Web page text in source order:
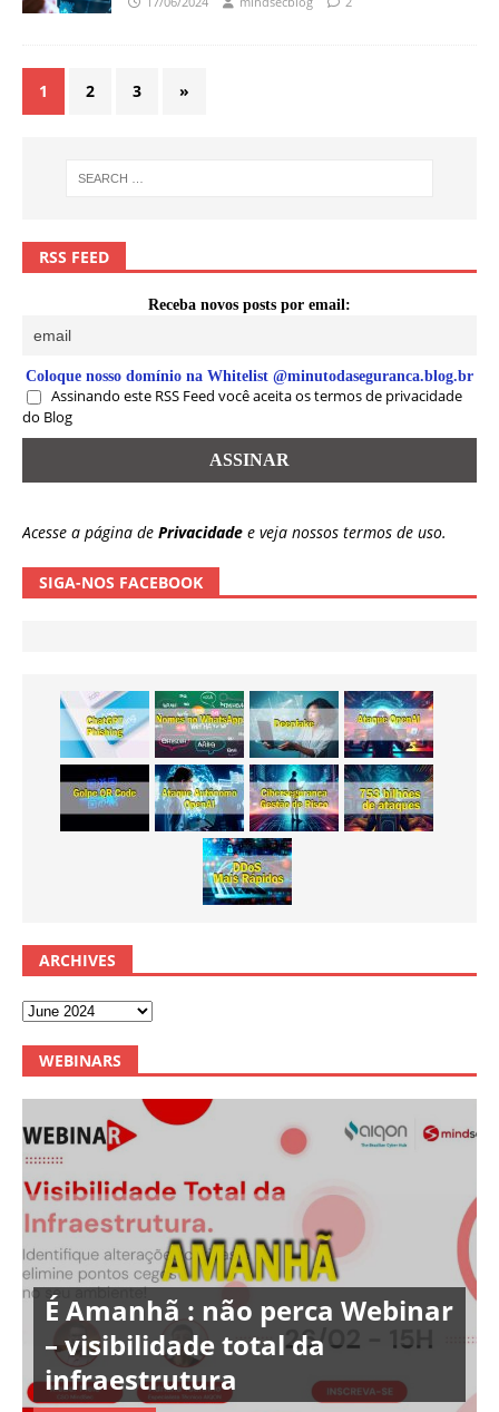
1 2 3 »
RSS FEED
Receba novos posts por email:
Coloque nosso domínio na Whitelist @minutodaseguranca.blog.br
Assinando este RSS Feed você aceita os termos de privacidade
do Blog
Acesse a página de Privacidade e veja nossos termos de uso.
SIGA-NOS FACEBOOK
ARCHIVES
WEBINARS
É Amanhã : não perca Webinar
– visibilidade total da
infraestrutura